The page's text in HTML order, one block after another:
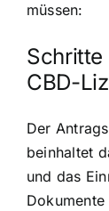
müssen:
Schritte
CBD-
Der
beinhaltet
und das